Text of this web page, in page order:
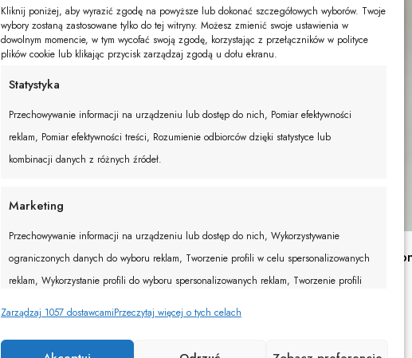
Kliknij poniżej, aby wyrazić zgodę na powyższe lub dokonać szczegółowych wyborów. Twoje
wybory zostaną zastosowane tylko do tej witryny. Możesz zmienić swoje ustawienia w
dowolnym momencie, w tym wycofać swoją zgodę, korzystając z przełączników w polityce
plików cookie lub klikając przycisk zarządzaj zgodą u dołu ekranu.
Statystyka
Przechowywanie informacji na urządzeniu lub dostęp do nich, Pomiar efektywności
reklam, Pomiar efektywności treści, Rozumienie odbiorców dzięki statystyce lub
kombinacji danych z różnych źródeł.
Marketing
Przechowywanie informacji na urządzeniu lub dostęp do nich, Wykorzystywanie
ograniczonych danych do wyboru reklam, Tworzenie profili w celu spersonalizowanych
reklam, Wykorzystanie profili do wyboru spersonalizowanych reklam, Tworzenie profili
Zarządzaj 1057 dostawcamiPrzeczytaj więcej o tych celach
289,00